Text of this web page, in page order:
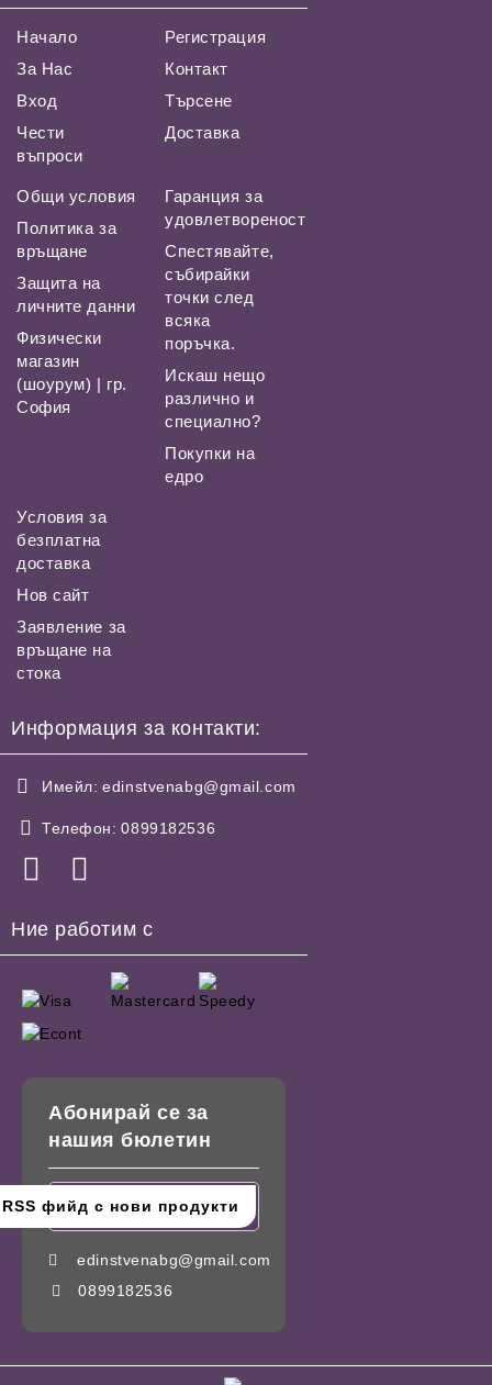
Начало
За Нас
Вход
Чести
въпроси
Регистрация
Контакт
Търсене
Доставка
Общи условия
Политика за
връщане
Защита на
личните данни
Физически
магазин
(шоурум) | гр.
София
Гаранция за
удовлетвореност
Спестявайте,
събирайки
точки след
всяка
поръчка.
Искаш нещо
различно и
специално?
Покупки на
едро
Условия за
безплатна
доставка
Нов сайт
Заявление за
връщане на
стока
Информация за контакти:
Имейл: edinstvenabg@gmail.com
Телефон: 0899182536
Ние работим с
Абонирай се за
нашия бюлетин
edinstvenabg@gmail.com
0899182536